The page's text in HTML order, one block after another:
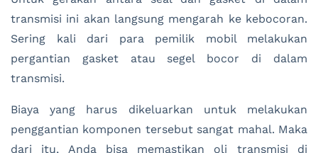
transmisi ini akan langsung mengarah ke kebocoran.
Sering kali dari para pemilik mobil melakukan
pergantian gasket atau segel bocor di dalam
transmisi.
Biaya yang harus dikeluarkan untuk melakukan
penggantian komponen tersebut sangat mahal. Maka
dari itu, Anda bisa memastikan oli transmisi di